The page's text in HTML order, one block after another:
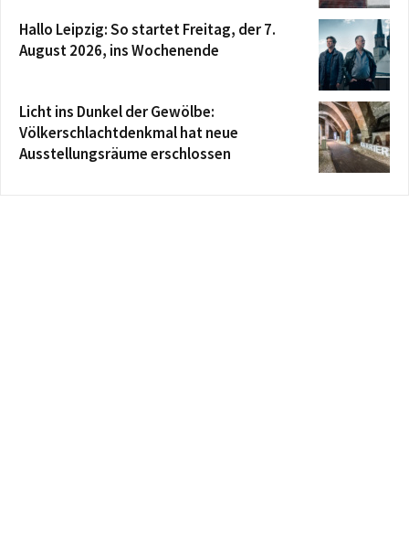
Hallo Leipzig: So startet Freitag, der 7.
August 2026, ins Wochenende
Licht ins Dunkel der Gewölbe:
Völkerschlachtdenkmal hat neue
Ausstellungsräume erschlossen